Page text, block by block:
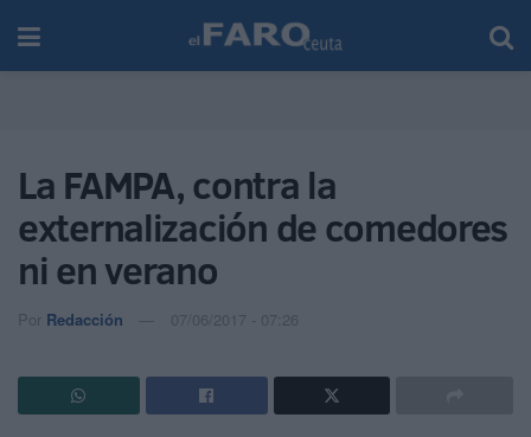
La FAMPA, contra la
externalización de comedores
ni en verano
Por Redacción 07/06/2017 - 07:26